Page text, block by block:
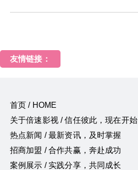
友情链接：
首页 / HOME
关于倍速影视 / 信任彼此，现在开始
热点新闻 / 最新资讯，及时掌握
招商加盟 / 合作共赢，奔赴成功
案例展示 / 实践分享，共同成长